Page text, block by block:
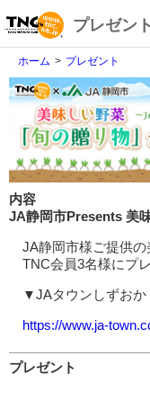
プレゼント
ホーム プレゼント
内容
JA静岡市Presents 美
JA静岡市様ご提供
TNC会員3名様にプ
▼JAタウンしずおか
https://www.ja-
プレゼント